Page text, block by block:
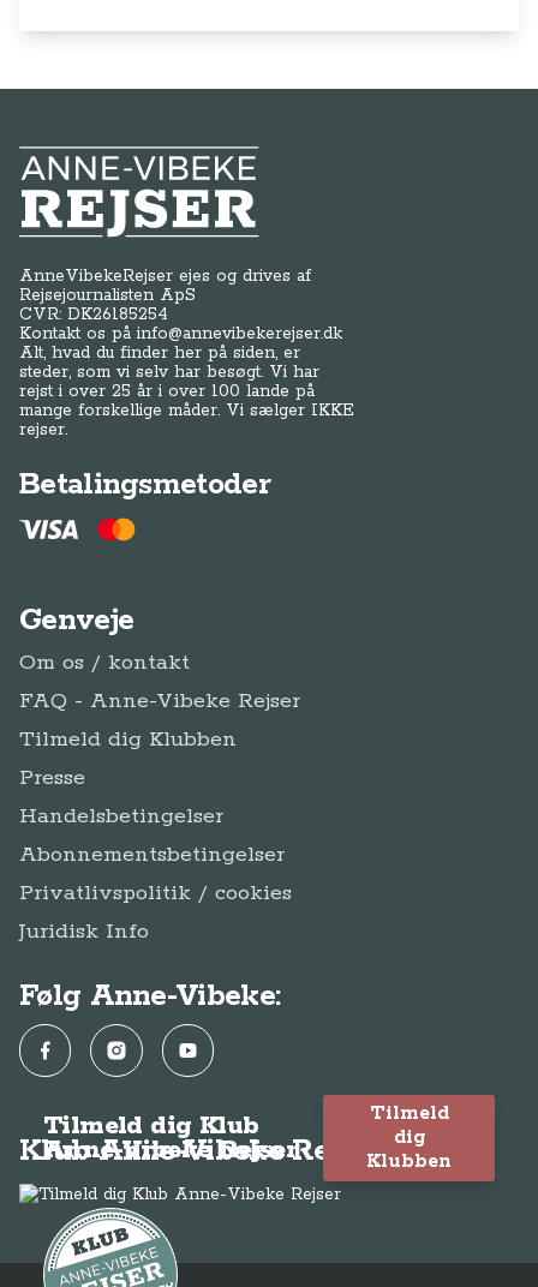
Anne-Vibeke Rejser
AnneVibekeRejser ejes og drives af
Rejsejournalisten ApS
CVR: DK26185254
Kontakt os påinfo@annevibekerejser.dk
Alt, hvad du finder her på siden, er
steder, som vi selv har besøgt. Vi har
rejst i over 25 år i over 100 lande på
mange forskellige måder. Vi sælger IKKE
rejser.
Betalingsmetoder
Genveje
Om os / kontakt
FAQ - Anne-Vibeke Rejser
Tilmeld dig Klubben
Presse
Handelsbetingelser
Abonnementsbetingelser
Privatlivspolitik / cookies
Juridisk Info
Følg Anne-Vibeke:
FacebookInstagramYouTube
Klub Anne-Vibeke Rejser
Tilmeld dig Klub
Anne-Vibeke Rejser
Tilmeld
dig
Klubben